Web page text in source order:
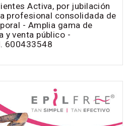
Activa, por jubilación
profesional consolidada de
- Amplia gama de
y venta público -
600433548